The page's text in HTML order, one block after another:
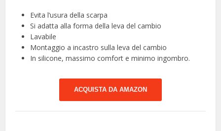
Evita l’usura della scarpa
Si adatta alla forma della leva del cambio
Lavabile
Montaggio a incastro sulla leva del cambio
In silicone, massimo comfort e minimo ingombro.
ACQUISTA DA AMAZON